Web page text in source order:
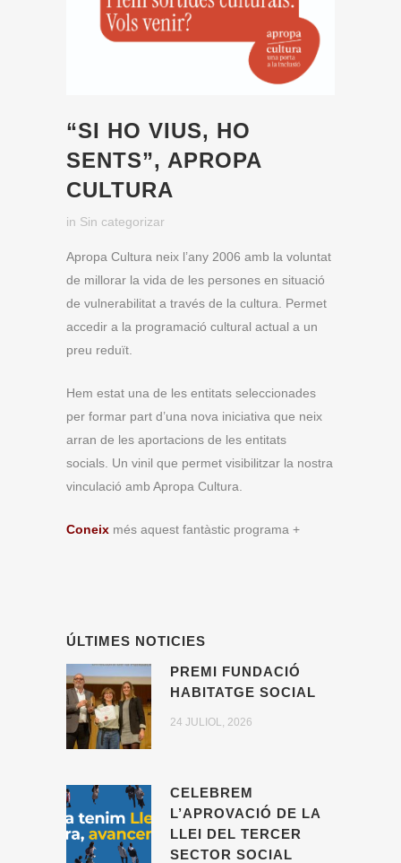
“SI HO VIUS, HO
SENTS”, APROPA
CULTURA
in Sin categorizar
Apropa Cultura neix l’any 2006 amb la voluntat
de millorar la vida de les persones en situació
de vulnerabilitat a través de la cultura. Permet
accedir a la programació cultural actual a un
preu reduït.
Hem estat una de les entitats seleccionades
per formar part d’una nova iniciativa que neix
arran de les aportacions de les entitats
socials. Un vinil que permet visibilitzar la nostra
vinculació amb Apropa Cultura.
Coneix més aquest fantàstic programa +
ÚLTIMES NOTICIES
PREMI FUNDACIÓ
HABITATGE SOCIAL
24 JULIOL, 2026
CELEBREM
L’APROVACIÓ DE LA
LLEI DEL TERCER
SECTOR SOCIAL